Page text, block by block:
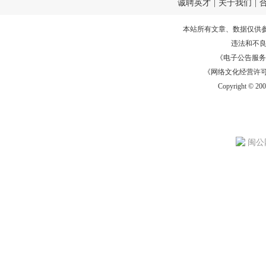
诚聘英才 关于我们
本站所有文章、数据仅供
违法和不
《电子公告服务
《网络文化经营许
Copyright ©
闽公